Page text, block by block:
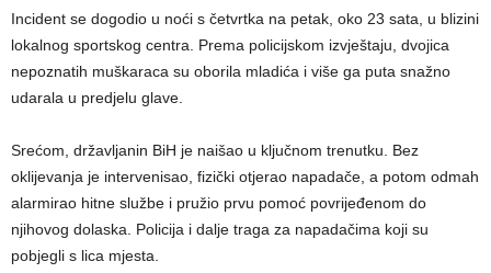
​Incident se dogodio u noći s četvrtka na petak, oko 23 sata, u blizini
lokalnog sportskog centra. Prema policijskom izvještaju, dvojica
nepoznatih muškaraca su oborila mladića i više ga puta snažno
udarala u predjelu glave.
​Srećom, državljanin BiH je naišao u ključnom trenutku. Bez
oklijevanja je intervenisao, fizički otjerao napadače, a potom odmah
alarmirao hitne službe i pružio prvu pomoć povrijeđenom do
njihovog dolaska. Policija i dalje traga za napadačima koji su
pobjegli s lica mjesta.